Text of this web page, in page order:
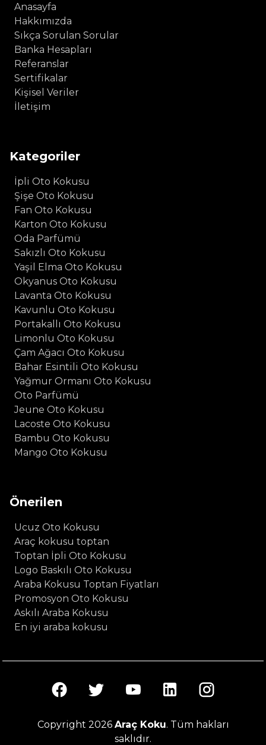
Anasayfa
Hakkımızda
Sıkça Sorulan Sorular
Banka Hesapları
Referanslar
Sertifikalar
Kişisel Veriler
İletişim
Kategoriler
İpli Oto Kokusu
Şişe Oto Kokusu
Fan Oto Kokusu
Karton Oto Kokusu
Oda Parfümü
Sakızlı Oto Kokusu
Yaşil Elma Oto Kokusu
Okyanus Oto Kokusu
Lavanta Oto Kokusu
Kavunlu Oto Kokusu
Portakallı Oto Kokusu
Limonlu Oto Kokusu
Çam Ağacı Oto Kokusu
Bahar Esintili Oto Kokusu
Yağmur Ormanı Oto Kokusu
Oto Parfümü
Jeune Oto Kokusu
Lacoste Oto Kokusu
Bambu Oto Kokusu
Mango Oto Kokusu
Önerilen
Ucuz Oto Kokusu
Araç kokusu toptan
Toptan İpli Oto Kokusu
Logo Baskılı Oto Kokusu
Araba Kokusu Toptan Fiyatları
Promosyon Oto Kokusu
Askılı Araba Kokusu
En iyi araba kokusu
Copyright 2026 Araç Koku. Tüm hakları
saklıdır.